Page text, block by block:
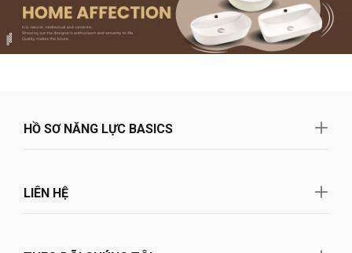
HỒ SƠ NĂNG LỰC BASICS
LIÊN HỆ